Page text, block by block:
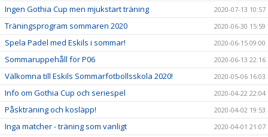
Ingen Gothia Cup men mjukstart träning 2020-07-13 10:57
Träningsprogram sommaren 2020 2020-06-30 15:59
Spela Padel med Eskils i sommar! 2020-06-15 09:00
Sommaruppehåll för P06 2020-06-13 22:16
Välkomna till Eskils Sommarfotbollsskola 2020! 2020-05-06 16:03
Info om Gothia Cup och seriespel 2020-04-22 22:04
Påskträning och kosläpp! 2020-04-02 19:53
Inga matcher - träning som vanligt 2020-04-01 21:07